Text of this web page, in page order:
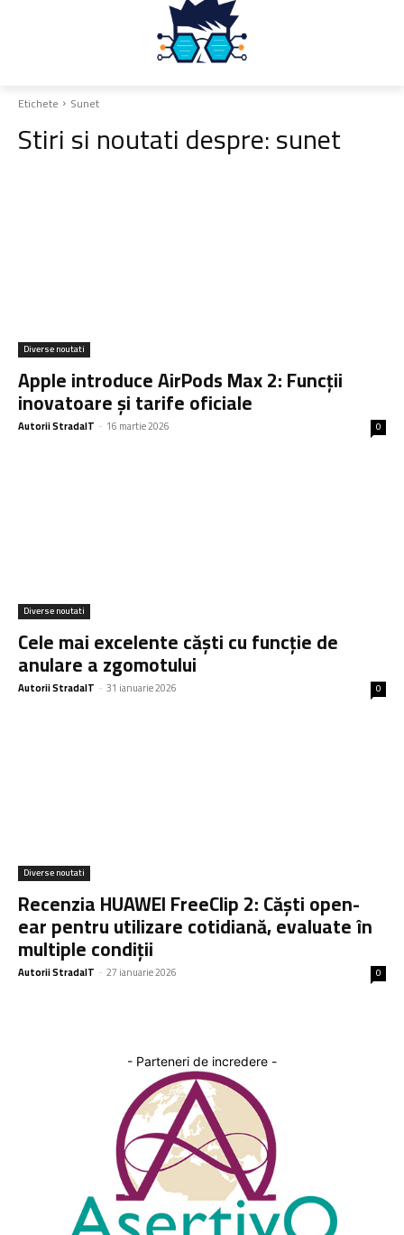
Etichete Sunet
Stiri si noutati despre:sunet
Diverse noutati
Apple introduce AirPods Max 2: Funcții
inovatoare și tarife oficiale
Autorii StradaIT - 16 martie 2026 0
Diverse noutati
Cele mai excelente căști cu funcție de
anulare a zgomotului
Autorii StradaIT - 31 ianuarie 2026 0
Diverse noutati
Recenzia HUAWEI FreeClip 2: Căști open-
ear pentru utilizare cotidiană, evaluate în
multiple condiții
Autorii StradaIT - 27 ianuarie 2026 0
- Parteneri de incredere -